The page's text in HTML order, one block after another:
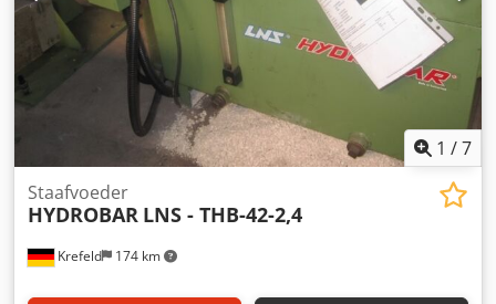
1 /7
Krefeld 174 km
Staafvoeder
HYDROBAR LNS - THB-42-2,4